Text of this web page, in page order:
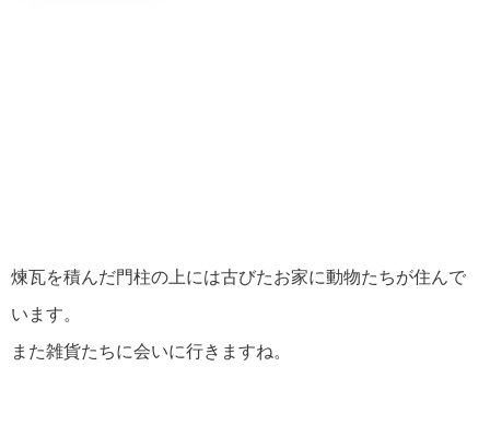
煉瓦を積んだ門柱の上には古びたお家に動物たちが住んで
います。
また雑貨たちに会いに行きますね。